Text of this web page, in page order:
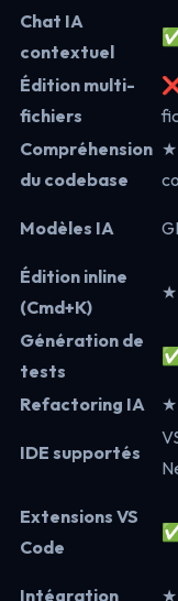
Chat IA
contextuel
Édition multi-
fichiers
Compréhension
du codebase
Modèles IA
Édition inline
(Cmd+K)
Génération de
tests
Refactoring IA
IDE supportés
Extensions VS
Code
Intégration